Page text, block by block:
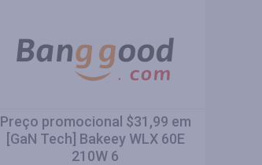
Preço promocional $31,99 em
[GaN Tech] Bakeey WLX 60E
210W 6